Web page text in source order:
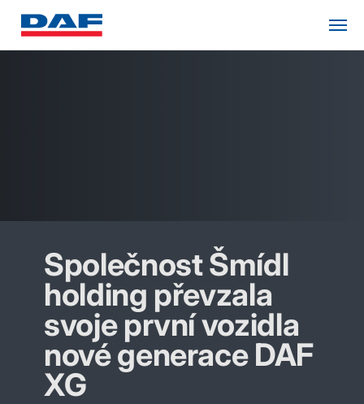
Společnost Šmídl
holding převzala
svoje první vozidla
nové generace DAF
XG